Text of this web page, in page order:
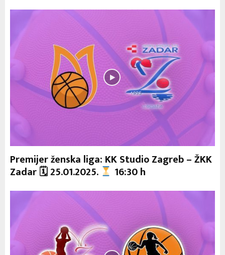
Premijer ženska liga: KK Studio Zagreb – ŽKK
Zadar 🗓 25.01.2025. 16:30 h